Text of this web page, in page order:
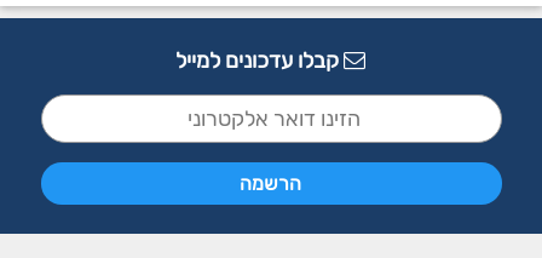
קבלו עדכונים למייל